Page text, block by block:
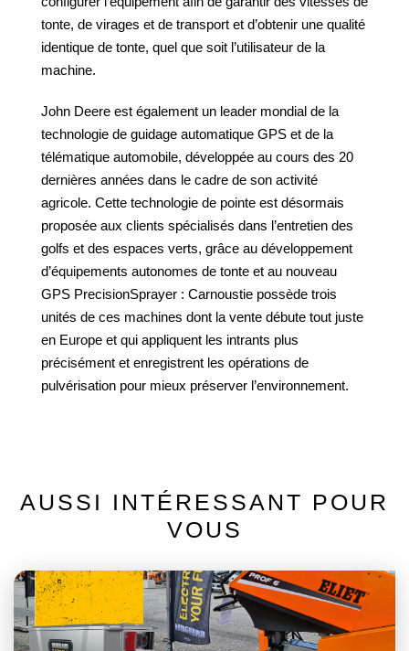
tonte, de virages et de transport et d’obtenir une qualité
identique de tonte, quel que soit l’utilisateur de la
machine.
John Deere est également un leader mondial de la
technologie de guidage automatique GPS et de la
télématique automobile, développée au cours des 20
dernières années dans le cadre de son activité
agricole. Cette technologie de pointe est désormais
proposée aux clients spécialisés dans l’entretien des
golfs et des espaces verts, grâce au développement
d’équipements autonomes de tonte et au nouveau
GPS PrecisionSprayer : Carnoustie possède trois
unités de ces machines dont la vente débute tout juste
en Europe et qui appliquent les intrants plus
précisément et enregistrent les opérations de
pulvérisation pour mieux préserver l’environnement.
AUSSI INTÉRESSANT POUR
VOUS